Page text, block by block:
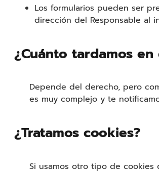
Los formularios pueden ser
dirección del Responsable al
¿Cuánto tardamos
Depende del derecho, pero
es muy complejo y te
¿Tratamos cookies?
Si usamos otro tipo de cookies